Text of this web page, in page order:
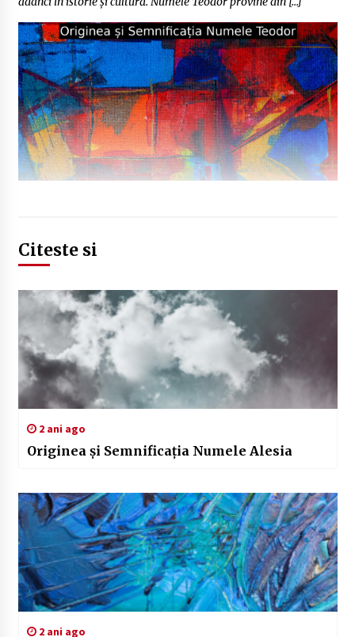
Citeste si
2 ani ago
Originea și Semnificația Numele Alesia
2 ani ago